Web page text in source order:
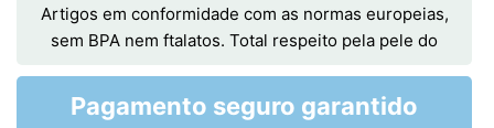
Artigos em conformidade com as normas europeias,
sem BPA nem ftalatos. Total respeito pela pele do
Pagamento seguro garantido